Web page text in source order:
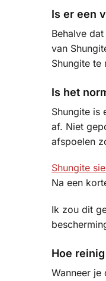
Is er een
Behalve
van
Shungite
Is het
Shungite is
af. Niet
afspoelen
Shungite
Na een
Ik zou dit
Hoe
Wanneer